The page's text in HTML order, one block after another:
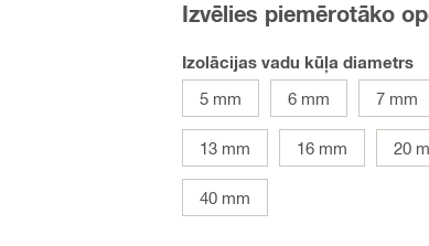
Izvēlies piemērotāko
Izolācijas vadu kūļa diametrs
5 mm
6 mm 7 mm
13 mm 16 mm 20
40 mm